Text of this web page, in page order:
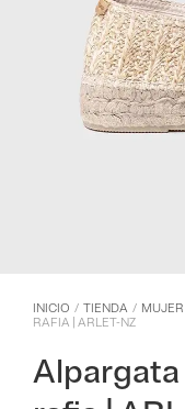
INICIO / TIENDA / MUJER
RAFIA | ARLET-NZ
Alpargata